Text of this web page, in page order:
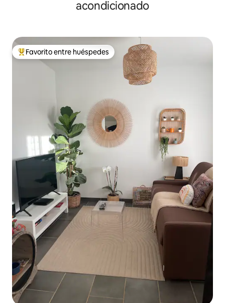
acondicionado
Favorito entre huéspedes preferido
Favorito entre huéspedes